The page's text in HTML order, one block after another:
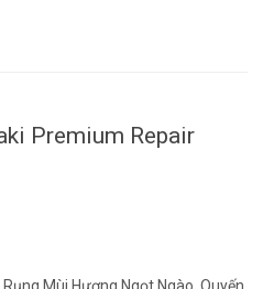
Premium Repair